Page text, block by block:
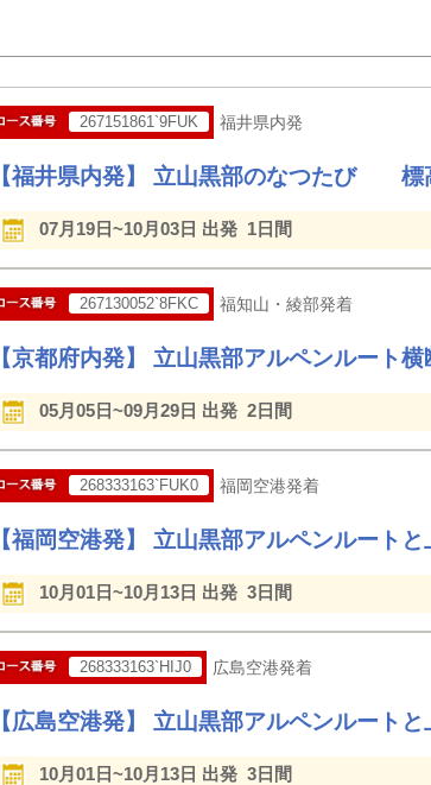
267151861`9FUK 福井県内発
【福井県内発】 立山黒部のなつたび
07月19日~10月03日 出発 1日間
267130052`8FKC 福知山・綾部発着
【京都府内発】 立山黒部アルペンルート
05月05日~09月29日 出発 2日間
268333163`FUK0 福岡空港発着
【福岡空港発】 立山黒部アルペンルート
10月01日~10月13日 出発 3日間
268333163`HIJ0 広島空港発着
【広島空港発】 立山黒部アルペンルート
10月01日~10月13日 出発 3日間